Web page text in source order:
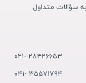
سؤالات متداول
۲۸۴۲۶۶۵۳ -۰۲۱
۳۵۵۷۱۷۹۴ -۰۴۱